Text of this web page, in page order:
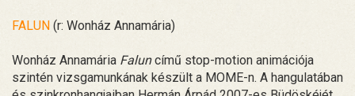
FALUN (r: Wonház Annamária)
Wonház Annamária Faluncímű stop-motion animációja
szintén vizsgamunkának készült a MOME-n. A hangulatában